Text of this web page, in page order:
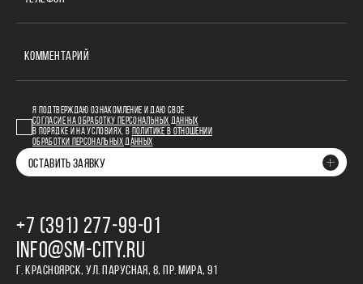
КОММЕНТАРИЙ
Я ПОДТВЕРЖДАЮ ОЗНАКОМЛЕНИЕ И ДАЮ СВОЕ
СОГЛАСИЕ НА ОБРАБОТКУ ПЕРСОНАЛЬНЫХ ДАННЫХ
В ПОРЯДКЕ И НА УСЛОВИЯХ, В
ПОЛИТИКЕ В ОТНОШЕНИИ
ОБРАБОТКИ ПЕРСОНАЛЬНЫХ ДАННЫХ
ОСТАВИТЬ ЗАЯВКУ
+7 (391) 277‒99‒01
INFO@SM-CITY.RU
Г. КРАСНОЯРСК, УЛ. ПАРУСНАЯ, 8, ПР. МИРА, 91